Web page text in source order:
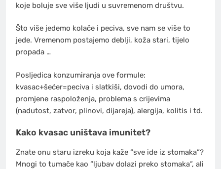
koje boluje sve više ljudi u suvremenom društvu.
Što više jedemo kolače i peciva, sve nam se više to
jede. Vremenom postajemo deblji, koža stari, tijelo
propada …
Posljedica konzumiranja ove formule:
kvasac+šećer=peciva i slatkiši, dovodi do umora,
promjene raspoloženja, problema s crijevima
(nadutost, zatvor, plinovi, dijareja), alergija, kolitis i td.
Kako kvasac uništava imunitet?
Znate onu staru izreku koja kaže “sve ide iz stomaka”?
Mnogi to tumače kao “ljubav dolazi preko stomaka”, ali